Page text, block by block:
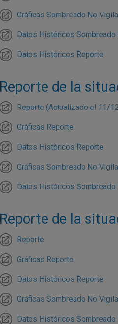
Gráficas Sombreado No
Datos Históricos Sombreado
Datos Históricos Reporte
Reporte de la
Reporte (Actualizado el 11/
Gráficas Reporte
Datos Históricos Reporte
Gráficas Sombreado No
Datos Históricos Sombreado
Reporte de la
Reporte
Gráficas Reporte
Datos Históricos Reporte
Gráficas Sombreado No
Datos Históricos Sombreado